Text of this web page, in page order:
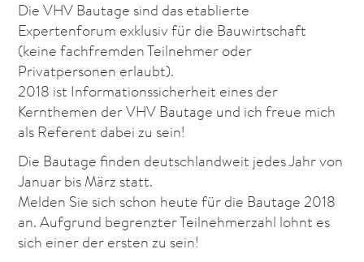
Die VHV Bautage sind das etablierte
Expertenforum exklusiv für die Bauwirtschaft
(keine fachfremden Teilnehmer oder
Privatpersonen erlaubt).
2018 ist Informationssicherheit eines der
Kernthemen der VHV Bautage und ich freue mich
als Referent dabei zu sein!
Die Bautage finden deutschlandweit jedes Jahr von
Januar bis März statt.
Melden Sie sich schon heute für die Bautage 2018
an. Aufgrund begrenzter Teilnehmerzahl lohnt es
sich einer der ersten zu sein!